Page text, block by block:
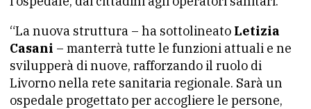
“La nuova struttura – ha sottolineato Letizia
Casani – manterrà tutte le funzioni attuali e ne
svilupperà di nuove, rafforzando il ruolo di
Livorno nella rete sanitaria regionale. Sarà un
ospedale progettato per accogliere le persone,